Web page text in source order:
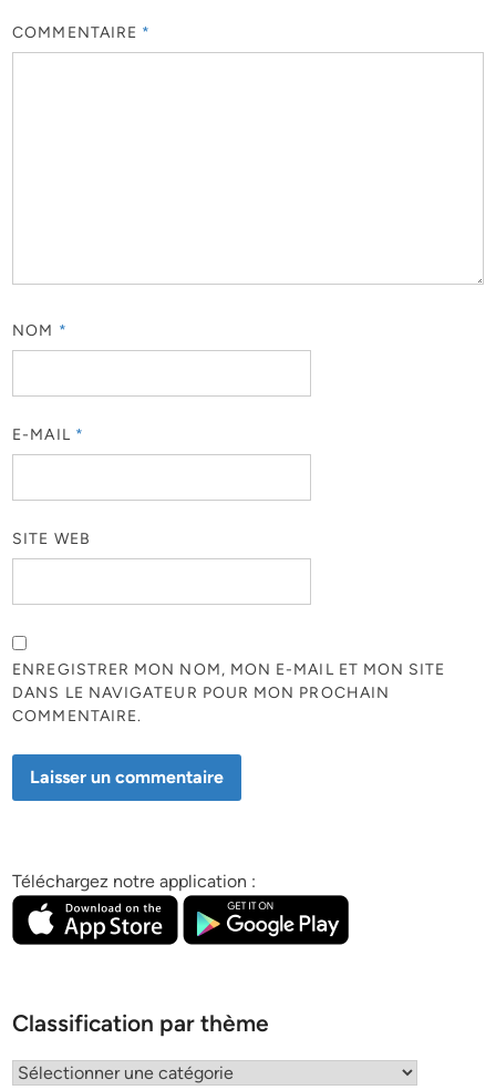
COMMENTAIRE *
NOM *
E-MAIL *
SITE WEB
ENREGISTRER MON NOM, MON E-MAIL ET MON SITE
DANS LE NAVIGATEUR POUR MON PROCHAIN
COMMENTAIRE.
Téléchargez notre application :
Classification par thème
Classification